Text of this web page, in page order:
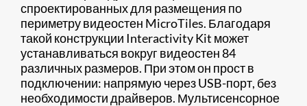
спроектированных для размещения по
периметру видеостен MicroTiles. Благодаря
такой конструкции Interactivity Kit может
устанавливаться вокруг видеостен 84
различных размеров. При этом он прост в
подключении: напрямую через USB-порт, без
необходимости драйверов. Мультисенсорное